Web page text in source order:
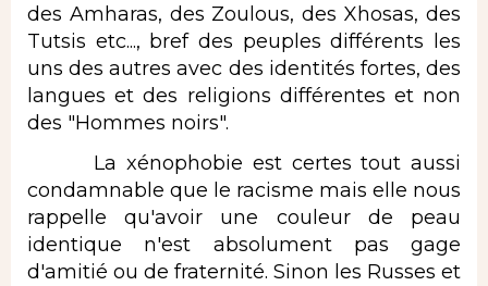
des Amharas, des Zoulous, des Xhosas, des
Tutsis etc..., bref des peuples différents les
uns des autres avec des identités fortes, des
langues et des religions différentes et non
des "Hommes noirs".
La xénophobie est certes tout aussi
condamnable que le racisme mais elle nous
rappelle qu'avoir une couleur de peau
identique n'est absolument pas gage
d'amitié ou de fraternité. Sinon les Russes et